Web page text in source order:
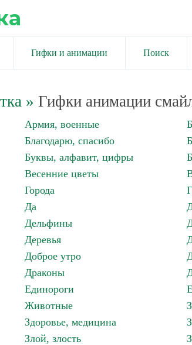
Гифки и анимации Поиск
» Гифки анимации
Армия, военные
Благодарю, спасибо
Буквы, алфавит, цифры
Весенние цветы
Города
Да
Дельфины
Деревья
Доброе утро
Драконы
Единороги
Животные
Здоровье, медицина
Злой, злость